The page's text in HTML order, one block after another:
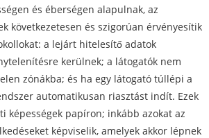
és éberségen alapulnak, az
következetesen és szigorúan érvényesítik
a lejárt hitelesítő adatok
kerülnek; a látogatók nem
zónákba; és ha egy látogató túllépi a
automatikusan riasztást indít. Ezek
képességek papíron; inkább azokat az
képviselik, amelyek akkor lépnek